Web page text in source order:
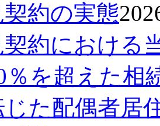
約の実態
約における
％を超えた相
た配偶者居